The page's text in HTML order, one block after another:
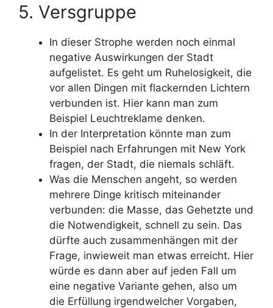
5. Versgruppe
In dieser Strophe werden noch einmal
negative Auswirkungen der Stadt
aufgelistet. Es geht um Ruhelosigkeit, die
vor allen Dingen mit flackernden Lichtern
verbunden ist. Hier kann man zum
Beispiel Leuchtreklame denken.
In der Interpretation könnte man zum
Beispiel nach Erfahrungen mit New York
fragen, der Stadt, die niemals schläft.
Was die Menschen angeht, so werden
mehrere Dinge kritisch miteinander
verbunden: die Masse, das Gehetzte und
die Notwendigkeit, schnell zu sein. Das
dürfte auch zusammenhängen mit der
Frage, inwieweit man etwas erreicht. Hier
würde es dann aber auf jeden Fall um
eine negative Variante gehen, also um
die Erfüllung irgendwelcher Vorgaben,